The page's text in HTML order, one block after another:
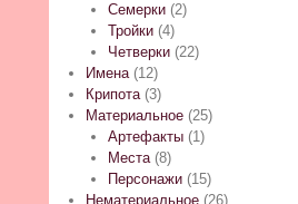
Семерки(2)
Тройки(4)
Четверки(22)
Имена(12)
Крипота(3)
Материальное (25)
Артефакты(1)
Места(8)
Персонажи(15)
Нематериальное (26)